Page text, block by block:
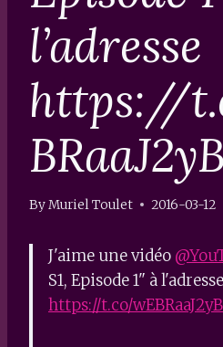
l’adresse
https://
ByMuriel Toulet 2016-03-12
J'aime une vidéo
S1, Episode 1" à l'adresse
https://t.co/wEBRaaJ2yB